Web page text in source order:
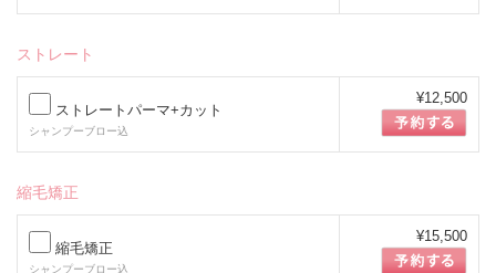
ストレート
ストレートパーマ+カット
シャンプーブロー込
¥12,500
縮毛矯正
縮毛矯正
シャンプーブロー込
¥15,500